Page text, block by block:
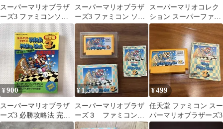
スーパーマリオブラザ
ーズ3 ファミコンソフ
ト 本体
スーパーマリオブラザ
ーズ3 ファミコン ソフ
ト
スーパーマリオコレク
ション スーパーファミ
コン ソフト
¥900
スーパーマリオブラザ
ーズ3 必勝攻略法 完璧
編 双葉社
¥1,500
スーパーマリオブラザ
ーズ３ ファミコン
任天堂 【ジャンク
¥499
任天堂 ファミコン スー
パーマリオブラザーズ3